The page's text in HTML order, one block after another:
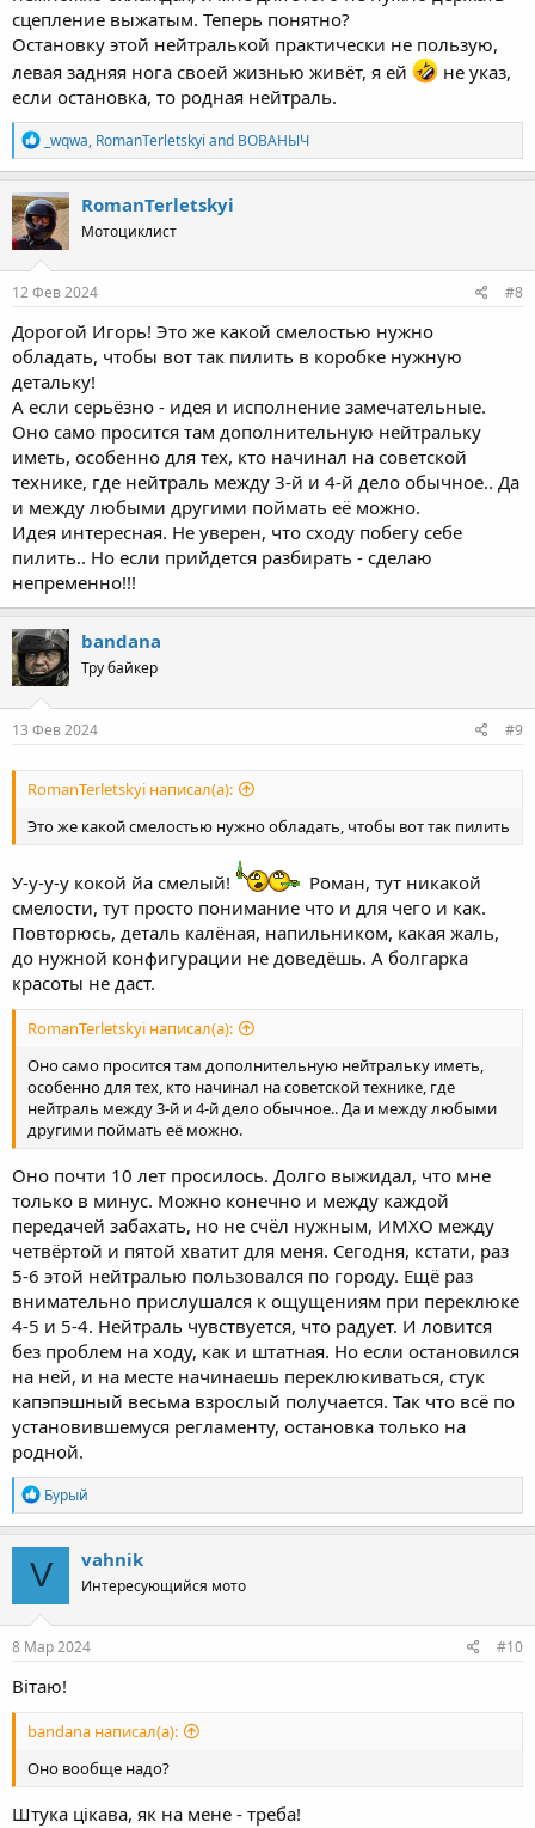
сцепление выжатым. Теперь понятно?
Остановку этой нейтралькой практически не пользую,
левая задняя нога своей жизнью живёт, я ей
не указ,
если остановка, то родная нейтраль.
R
e
a
c
t
i
o
n
s
_wqwa, RomanTerletskyi and ВОВАНЫЧ
RomanTerletskyi
Мотоциклист
12 Фев 2024 #8
Дорогой Игорь! Это же какой смелостью нужно
обладать, чтобы вот так пилить в коробке нужную
детальку!
А если серьёзно - идея и исполнение замечательные.
Оно само просится там дополнительную нейтральку
иметь, особенно для тех, кто начинал на советской
технике, где нейтраль между 3-й и 4-й дело обычное.. Да
и между любыми другими поймать её можно.
Идея интересная. Не уверен, что сходу побегу себе
пилить.. Но если прийдется разбирать - сделаю
непременно!!!
bandana
Тру байкер
13 Фев 2024 #9
RomanTerletskyi написал(а):
Это же какой смелостью нужно обладать, чтобы вот так пилить
У-у-у-у кокой йа смелый!
Роман, тут никакой
смелости, тут просто понимание что и для чего и как.
Повторюсь, деталь калёная, напильником, какая жаль,
до нужной конфигурации не доведёшь. А болгарка
красоты не даст.
RomanTerletskyi написал(а):
Оно само просится там дополнительную нейтральку иметь,
особенно для тех, кто начинал на советской технике, где
нейтраль между 3-й и 4-й дело обычное.. Да и между любыми
другими поймать её можно.
Оно почти 10 лет просилось. Долго выжидал, что мне
только в минус. Можно конечно и между каждой
передачей забахать, но не счёл нужным, ИМХО между
четвёртой и пятой хватит для меня. Сегодня, кстати, раз
5-6 этой нейтралью пользовался по городу. Ещё раз
внимательно прислушался к ощущениям при переклюке
4-5 и 5-4. Нейтраль чувствуется, что радует. И ловится
без проблем на ходу, как и штатная. Но если остановился
на ней, и на месте начинаешь переклюкиваться, стук
капэпэшный весьма взрослый получается. Так что всё по
установившемуся регламенту, остановка только на
родной.
R
e
a
c
t
i
o
n
s
Бурый
V vahnik
Интересующийся мото
8 Мар 2024 #10
Вітаю!
bandana написал(а):
Оно вообще надо?
Штука цікава, як на мене - треба!